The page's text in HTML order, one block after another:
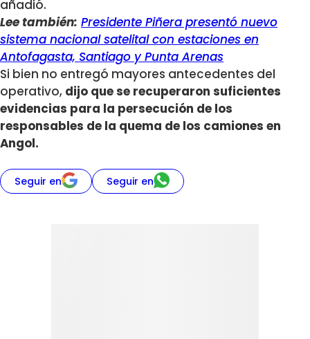
añadió.
Lee también: Presidente Piñera presentó nuevo
sistema nacional satelital con estaciones en
Antofagasta, Santiago y Punta Arenas
Si bien no entregó mayores antecedentes del
operativo, dijo que se recuperaron suficientes
evidencias para la persecución de los
responsables de la quema de los camiones en
Angol.
Seguir en Seguir en